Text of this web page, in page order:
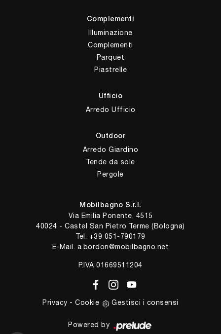
Complementi
Illuminazione
Complementi
Parquet
Piastrelle
Ufficio
Arredo Ufficio
Outdoor
Arredo Giardino
Tende da sole
Pergole
Mobilbagno S.r.l.
Via Emilia Ponente, 4515
40024 - Castel San Pietro Terme (Bologna)
Tel. +39 051-790179
E-Mail. a.bordon@mobilbagno.net
P.IVA 01669511204
Privacy -Cookie Gestisci i consensi
Powered by